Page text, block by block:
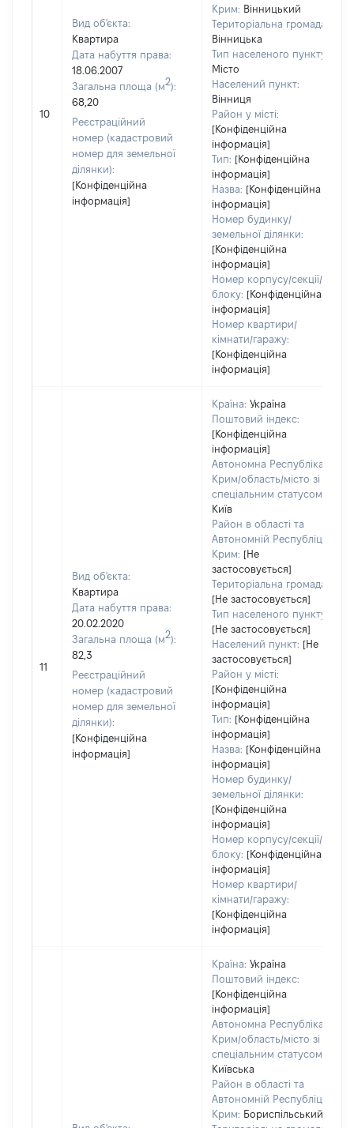
10
Вид об'єкта:
Квартира
Дата набуття права:
18.06.2007
Загальна площа (м2):
68,20
Реєстраційний
номер (кадастровий
номер для земельної
ділянки):
[Конфіденційна
інформація]
Крим: Вінницький
Територіальна громада:
Вінницька
Тип населеного пункту:
Місто
Населений пункт:
Вінниця
Район у місті:
[Конфіденційна
інформація]
Тип: [Конфіденційна
інформація]
Назва: [Конфіденційна
інформація]
Номер будинку/
земельної ділянки:
[Конфіденційна
інформація]
Номер корпусу/секції/
блоку: [Конфіденційна
інформація]
Номер квартири/
кімнати/гаражу:
[Конфіденційна
інформація]
11
Вид об'єкта:
Квартира
Дата набуття права:
20.02.2020
Загальна площа (м2):
82,3
Реєстраційний
номер (кадастровий
номер для земельної
ділянки):
[Конфіденційна
інформація]
Країна: Україна
Поштовий індекс:
[Конфіденційна
інформація]
Автономна Республіка
Крим/область/місто зі
спеціальним статусом:
Київ
Район в області та
Автономній Республіці
Крим: [Не
застосовується]
Територіальна громада:
[Не застосовується]
Тип населеного пункту:
[Не застосовується]
Населений пункт: [Не
застосовується]
Район у місті:
[Конфіденційна
інформація]
Тип: [Конфіденційна
інформація]
Назва: [Конфіденційна
інформація]
Номер будинку/
земельної ділянки:
[Конфіденційна
інформація]
Номер корпусу/секції/
блоку: [Конфіденційна
інформація]
Номер квартири/
кімнати/гаражу:
[Конфіденційна
інформація]
Країна: Україна
Поштовий індекс:
[Конфіденційна
інформація]
Автономна Республіка
Крим/область/місто зі
спеціальним статусом:
Київська
Район в області та
Автономній Республіці
Крим: Бориспільський